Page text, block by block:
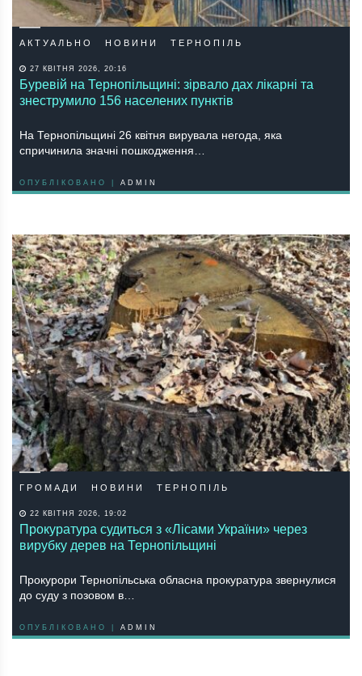
АКТУАЛЬНО НОВИНИ ТЕРНОПІЛЬ
27 КВІТНЯ 2026, 20:16
Буревій на Тернопільщині: зірвало дах лікарні та
знеструмило 156 населених пунктів
На Тернопільщині 26 квітня вирувала негода, яка
спричинила значні пошкодження…
ОПУБЛІКОВАНО | ADMIN
ГРОМАДИ НОВИНИ ТЕРНОПІЛЬ
22 КВІТНЯ 2026, 19:02
Прокуратура судиться з «Лісами України» через
вирубку дерев на Тернопільщині
Прокурори Тернопільська обласна прокуратура звернулися
до суду з позовом в…
ОПУБЛІКОВАНО | ADMIN